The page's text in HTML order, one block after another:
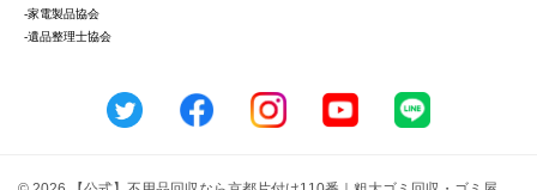
-家電製品協会
-遺品整理士協会